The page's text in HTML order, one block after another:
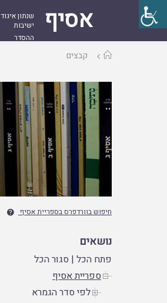
אסיף
שנתון איגוד
ישיבות
ההסדר
עמודקבצים
חיפוש בוורדפרס בספריית אסיף 
נושאים
פתח הכל |סגור הכל
ספריית אסיף
לפי סדר הגמרא